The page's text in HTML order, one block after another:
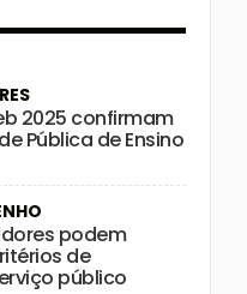
2025 confirmam
Pública de Ensino
podem
de
público